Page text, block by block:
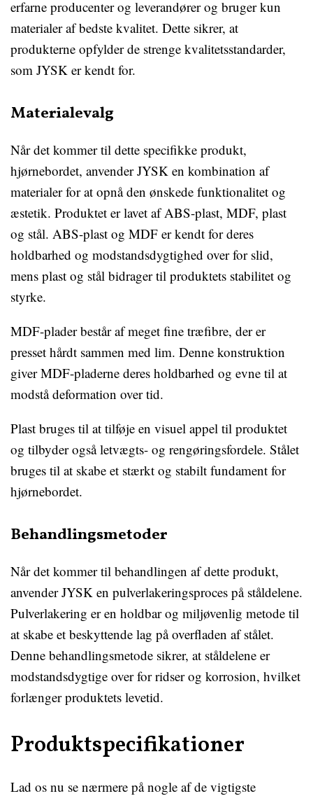
erfarne producenter og leverandører og bruger kun
materialer af bedste kvalitet. Dette sikrer, at
produkterne opfylder de strenge kvalitetsstandarder,
som JYSK er kendt for.
Materialevalg
Når det kommer til dette specifikke produkt,
hjørnebordet, anvender JYSK en kombination af
materialer for at opnå den ønskede funktionalitet og
æstetik. Produktet er lavet af ABS-plast, MDF, plast
og stål. ABS-plast og MDF er kendt for deres
holdbarhed og modstandsdygtighed over for slid,
mens plast og stål bidrager til produktets stabilitet og
styrke.
MDF-plader består af meget fine træfibre, der er
presset hårdt sammen med lim. Denne konstruktion
giver MDF-pladerne deres holdbarhed og evne til at
modstå deformation over tid.
Plast bruges til at tilføje en visuel appel til produktet
og tilbyder også letvægts- og rengøringsfordele. Stålet
bruges til at skabe et stærkt og stabilt fundament for
hjørnebordet.
Behandlingsmetoder
Når det kommer til behandlingen af dette produkt,
anvender JYSK en pulverlakeringsproces på ståldelene.
Pulverlakering er en holdbar og miljøvenlig metode til
at skabe et beskyttende lag på overfladen af stålet.
Denne behandlingsmetode sikrer, at ståldelene er
modstandsdygtige over for ridser og korrosion, hvilket
forlænger produktets levetid.
Produktspecifikationer
Lad os nu se nærmere på nogle af de vigtigste